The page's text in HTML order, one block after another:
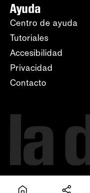
Ayuda
Centro de ayuda
Tutoriales
Accesibilidad
Privacidad
Contacto